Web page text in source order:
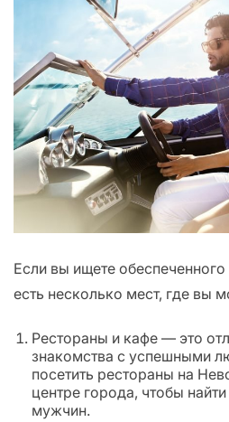
Если вы ищете
есть несколько мест, где вы
Рестораны и кафе — это
знакомства с успешными
посетить рестораны на
центре города, чтобы
мужчин.